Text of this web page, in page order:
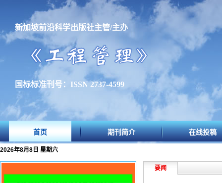
新加坡前沿科学出版社主管/主办
国标标准刊号：ISSN 2737-4599
首页 期刊简介 在线投稿
2026年8月8日 星期六
要闻